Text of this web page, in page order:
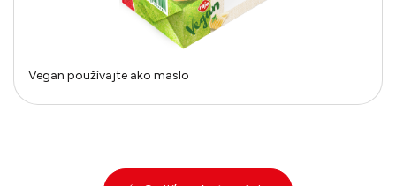
Vegan používajte ako maslo